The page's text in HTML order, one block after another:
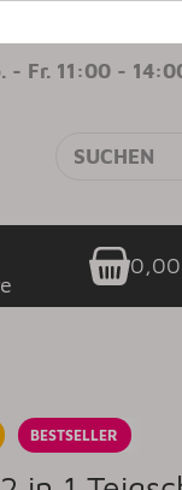
- Fr. 11:00 -
BESTSELLER